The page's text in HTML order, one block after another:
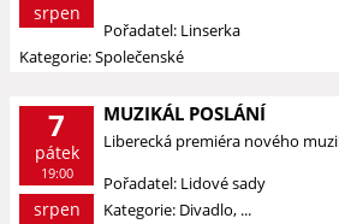
srpen
Pořadatel: Linserka
Kategorie: Společenské
7
pátek
19:00
srpen
MUZIKÁL POSLÁNÍ
Liberecká premiéra nového
Pořadatel: Lidové sady
Kategorie: Divadlo, ...